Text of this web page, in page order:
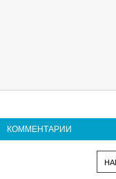
КОММЕНТАРИИ